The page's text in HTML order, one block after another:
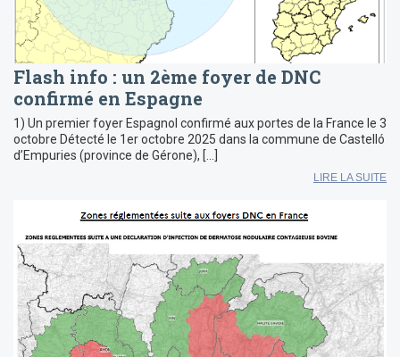
Flash info : un 2ème foyer de DNC
confirmé en Espagne
1) Un premier foyer Espagnol confirmé aux portes de la France le 3
octobre Détecté le 1er octobre 2025 dans la commune de Castelló
d’Empuries (province de Gérone), […]
LIRE LA SUITE